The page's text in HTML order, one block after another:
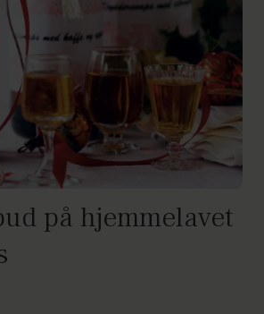
på hjemmelavet